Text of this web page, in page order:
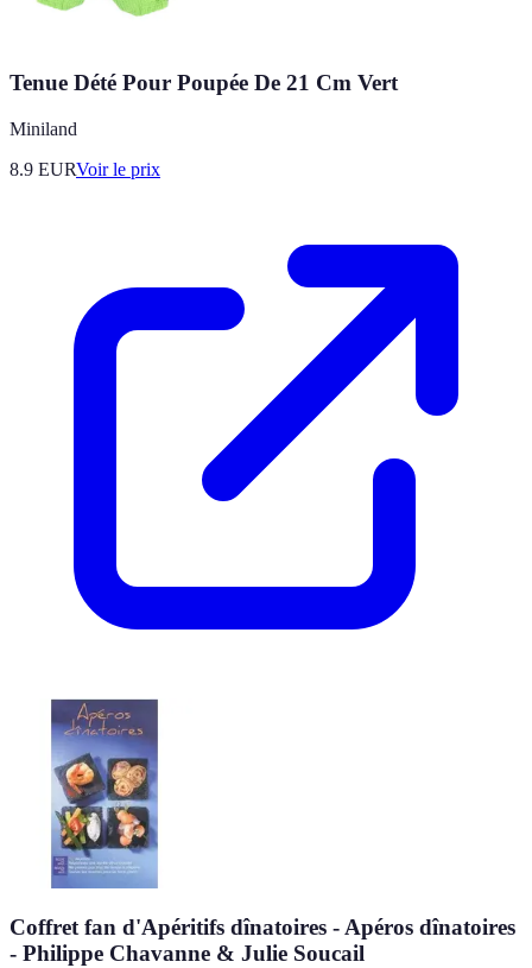
Tenue Dété Pour Poupée De 21 Cm Vert
Miniland
8.9 EURVoir le prix
Coffret fan d'Apéritifs dînatoires - Apéros dînatoires
- Philippe Chavanne & Julie Soucail